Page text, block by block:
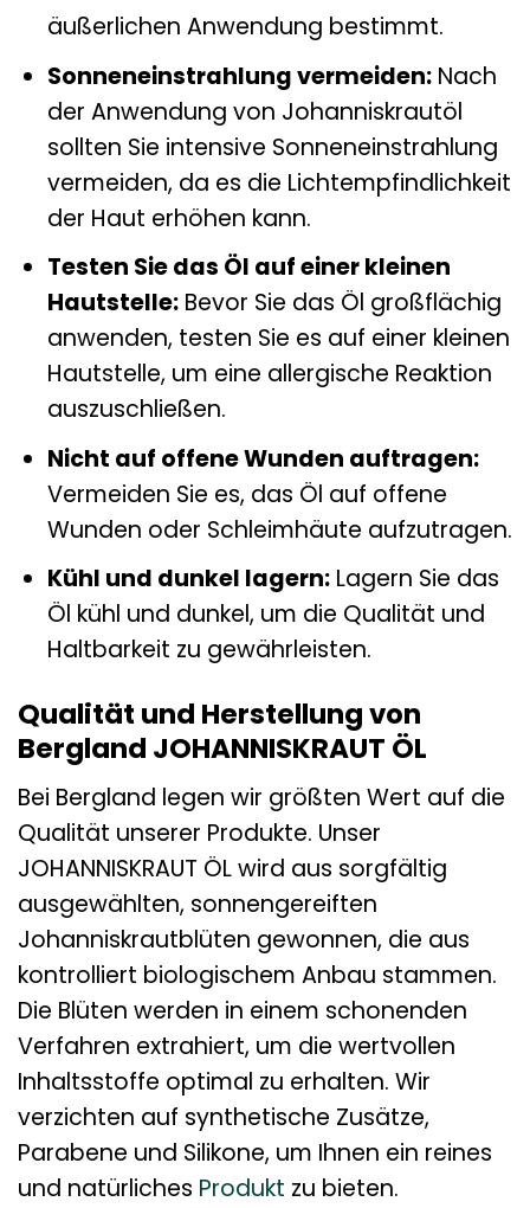
äußerlichen Anwendung bestimmt.
Sonneneinstrahlung vermeiden:Nach
der Anwendung von Johanniskrautöl
sollten Sie intensive Sonneneinstrahlung
vermeiden, da es die Lichtempfindlichkeit
der Haut erhöhen kann.
Testen Sie das Öl auf einer kleinen
Hautstelle:Bevor Sie das Öl großflächig
anwenden, testen Sie es auf einer kleinen
Hautstelle, um eine allergische Reaktion
auszuschließen.
Nicht auf offene Wunden auftragen:
Vermeiden Sie es, das Öl auf offene
Wunden oder Schleimhäute aufzutragen.
Kühl und dunkel lagern:Lagern Sie das
Öl kühl und dunkel, um die Qualität und
Haltbarkeit zu gewährleisten.
Qualität und Herstellung von
Bergland JOHANNISKRAUT ÖL
Bei Bergland legen wir größten Wert auf die
Qualität unserer Produkte. Unser
JOHANNISKRAUT ÖL wird aus sorgfältig
ausgewählten, sonnengereiften
Johanniskrautblüten gewonnen, die aus
kontrolliert biologischem Anbau stammen.
Die Blüten werden in einem schonenden
Verfahren extrahiert, um die wertvollen
Inhaltsstoffe optimal zu erhalten. Wir
verzichten auf synthetische Zusätze,
Parabene und Silikone, um Ihnen ein reines
und natürliches Produkt zu bieten.